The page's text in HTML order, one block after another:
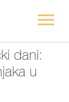
dani:
u